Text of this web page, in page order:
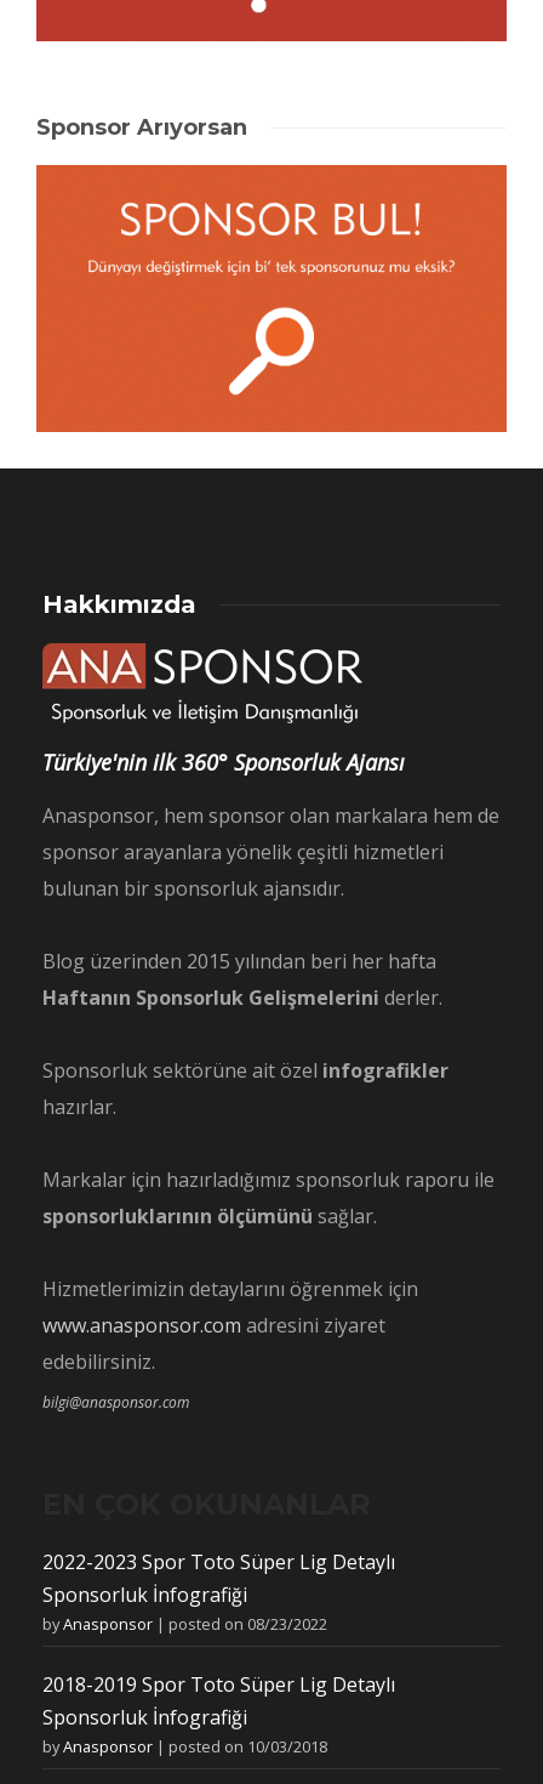
Sponsor Arıyorsan
Hakkımızda
Türkiye'nin ilk 360° Sponsorluk Ajansı
Anasponsor, hem sponsor olan markalara hem de
sponsor arayanlara yönelik çeşitli hizmetleri
bulunan bir sponsorluk ajansıdır.
Blog üzerinden 2015 yılından beri her hafta
Haftanın Sponsorluk Gelişmelerini derler.
Sponsorluk sektörüne ait özel infografikler
hazırlar.
Markalar için hazırladığımız sponsorluk raporu ile
sponsorluklarının ölçümünü sağlar.
Hizmetlerimizin detaylarını öğrenmek için
www.anasponsor.com adresini ziyaret
edebilirsiniz.
bilgi@anasponsor.com
2022-2023 Spor Toto Süper Lig Detaylı
Sponsorluk İnfografiği
byAnasponsor | posted on 08/23/2022
2018-2019 Spor Toto Süper Lig Detaylı
Sponsorluk İnfografiği
byAnasponsor | posted on 10/03/2018